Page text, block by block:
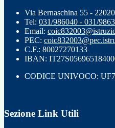
Via Bernaschina 55 -
Tel: 031/986040 - 031/
Email:
PEC:
C.F.: 80027270133
IBAN:
CODICE UNIVOCO:
Sezione Link Utili